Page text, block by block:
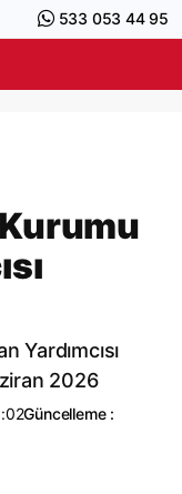
533 053 44 95
Yardımcısı
2026
Güncelleme :